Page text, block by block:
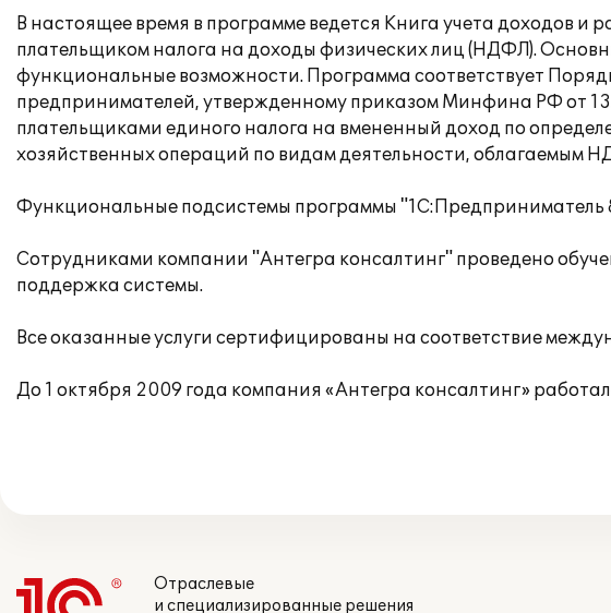
В настоящее время в программе ведется Книга учета доходов
плательщиком налога на доходы физических лиц (НДФЛ).
функциональные возможности. Программа соответствует
предпринимателей, утвержденному приказом Минфина РФ от
плательщиками единого налога на вмененный доход по
хозяйственных операций по видам деятельности, облагаемым
Функциональные подсистемы программы "1С:Предприниматель
Сотрудниками компании "Антегра консалтинг" проведено
поддержка системы.
Все оказанные услуги сертифицированы на соответствие
До 1 октября 2009 года компания «Антегра консалтинг»
Отраслевые
и специализированные решения